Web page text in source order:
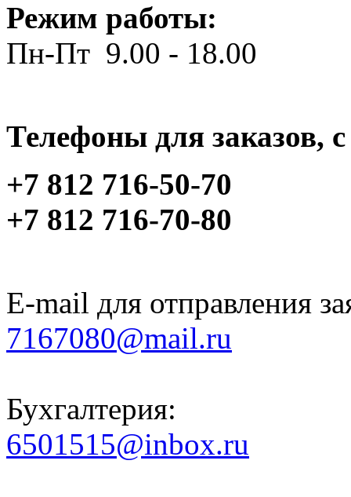
Режим работы:
Пн-Пт 9.00 - 18.00
Телефоны для заказов,
+7 812 716-50-70
+7 812 716-70-80
E-mail для отправления
7167080@mail.ru
Бухгалтерия:
6501515@inbox.ru